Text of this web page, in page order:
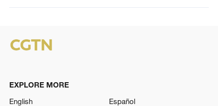
EXPLORE MORE
English
Español